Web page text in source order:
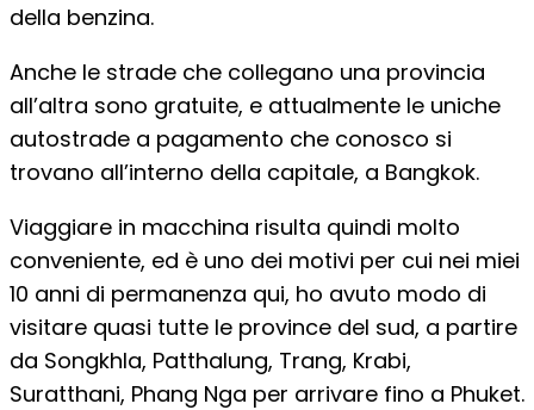
della benzina.
Anche le strade che collegano una provincia
all’altra sono gratuite, e attualmente le uniche
autostrade a pagamento che conosco si
trovano all’interno della capitale, a Bangkok.
Viaggiare in macchina risulta quindi molto
conveniente, ed è uno dei motivi per cui nei miei
10 anni di permanenza qui, ho avuto modo di
visitare quasi tutte le province del sud, a partire
da Songkhla, Patthalung, Trang, Krabi,
Suratthani, Phang Nga per arrivare fino a Phuket.